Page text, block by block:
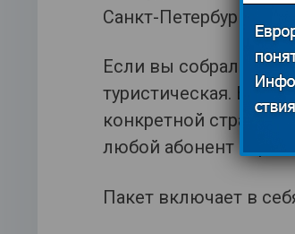
Санкт-Петербурге.
Если вы собрались в
туристическая. В
конкретной страны).
любой абонент через
Пакет включает в